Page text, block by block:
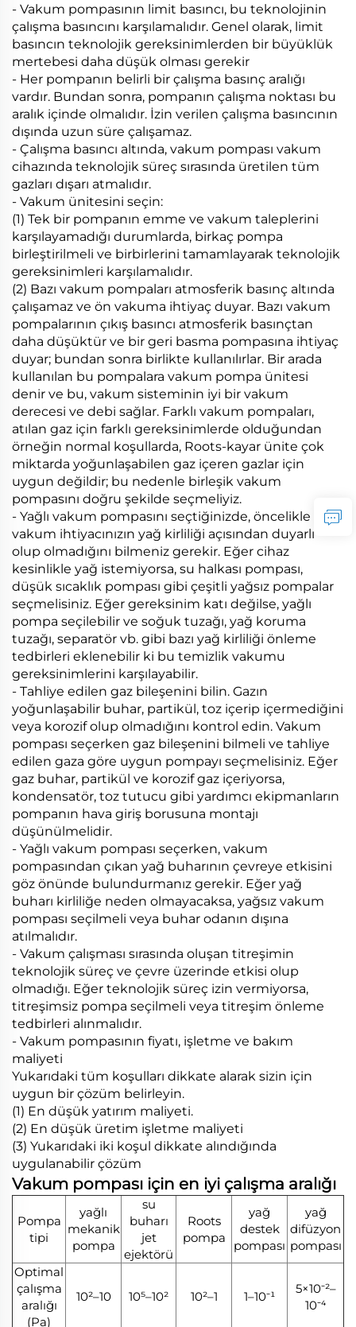
- Vakum pompasının limit basıncı, bu teknolojinin
çalışma basıncını karşılamalıdır. Genel olarak, limit
basıncın teknolojik gereksinimlerden bir büyüklük
mertebesi daha düşük olması gerekir
- Her pompanın belirli bir çalışma basınç aralığı
vardır. Bundan sonra, pompanın çalışma noktası bu
aralık içinde olmalıdır. İzin verilen çalışma basıncının
dışında uzun süre çalışamaz.
- Çalışma basıncı altında, vakum pompası vakum
cihazında teknolojik süreç sırasında üretilen tüm
gazları dışarı atmalıdır.
- Vakum ünitesini seçin:
(1) Tek bir pompanın emme ve vakum taleplerini
karşılayamadığı durumlarda, birkaç pompa
birleştirilmeli ve birbirlerini tamamlayarak teknolojik
gereksinimleri karşılamalıdır.
(2) Bazı vakum pompaları atmosferik basınç altında
çalışamaz ve ön vakuma ihtiyaç duyar. Bazı vakum
pompalarının çıkış basıncı atmosferik basınçtan
daha düşüktür ve bir geri basma pompasına ihtiyaç
duyar; bundan sonra birlikte kullanılırlar. Bir arada
kullanılan bu pompalara vakum pompa ünitesi
denir ve bu, vakum sisteminin iyi bir vakum
derecesi ve debi sağlar. Farklı vakum pompaları,
atılan gaz için farklı gereksinimlerde olduğundan
örneğin normal koşullarda, Roots-kayar ünite çok
miktarda yoğunlaşabilen gaz içeren gazlar için
uygun değildir; bu nedenle birleşik vakum
pompasını doğru şekilde seçmeliyiz.
- Yağlı vakum pompasını seçtiğinizde, öncelikle
vakum ihtiyacınızın yağ kirliliği açısından duyarlı
olup olmadığını bilmeniz gerekir. Eğer cihaz
kesinlikle yağ istemiyorsa, su halkası pompası,
düşük sıcaklık pompası gibi çeşitli yağsız pompalar
seçmelisiniz. Eğer gereksinim katı değilse, yağlı
pompa seçilebilir ve soğuk tuzağı, yağ koruma
tuzağı, separatör vb. gibi bazı yağ kirliliği önleme
tedbirleri eklenebilir ki bu temizlik vakumu
gereksinimlerini karşılayabilir.
- Tahliye edilen gaz bileşenini bilin. Gazın
yoğunlaşabilir buhar, partikül, toz içerip içermediğini
veya korozif olup olmadığını kontrol edin. Vakum
pompası seçerken gaz bileşenini bilmeli ve tahliye
edilen gaza göre uygun pompayı seçmelisiniz. Eğer
gaz buhar, partikül ve korozif gaz içeriyorsa,
kondensatör, toz tutucu gibi yardımcı ekipmanların
pompanın hava giriş borusuna montajı
düşünülmelidir.
- Yağlı vakum pompası seçerken, vakum
pompasından çıkan yağ buharının çevreye etkisini
göz önünde bulundurmanız gerekir. Eğer yağ
buharı kirliliğe neden olmayacaksa, yağsız vakum
pompası seçilmeli veya buhar odanın dışına
atılmalıdır.
- Vakum çalışması sırasında oluşan titreşimin
teknolojik süreç ve çevre üzerinde etkisi olup
olmadığı. Eğer teknolojik süreç izin vermiyorsa,
titreşimsiz pompa seçilmeli veya titreşim önleme
tedbirleri alınmalıdır.
- Vakum pompasının fiyatı, işletme ve bakım
maliyeti
Yukarıdaki tüm koşulları dikkate alarak sizin için
uygun bir çözüm belirleyin.
(1) En düşük yatırım maliyeti.
(2) En düşük üretim işletme maliyeti
(3) Yukarıdaki iki koşul dikkate alındığında
uygulanabilir çözüm
Vakum pompası için en iyi çalışma aralığı
Pompa
tipi
yağlı
mekanik
pompa
su
buharı
jet
ejektörü
Roots
pompa
yağ
destek
pompası
yağ
difüzyon
pompası
Optimal
çalışma
aralığı
(Pa)
10²–10 10⁵–10² 10²–1 1–10⁻¹
5×10⁻²–
10⁻⁴